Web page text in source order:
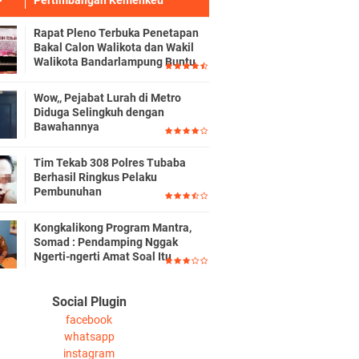
Rapat Pleno Terbuka Penetapan
Bakal Calon Walikota dan Wakil
Walikota Bandarlampung Buntu
Wow,, Pejabat Lurah di Metro
Diduga Selingkuh dengan
Bawahannya
Tim Tekab 308 Polres Tubaba
Berhasil Ringkus Pelaku
Pembunuhan
Kongkalikong Program Mantra,
Somad : Pendamping Nggak
Ngerti-ngerti Amat Soal Itu
Social Plugin
facebook
whatsapp
instagram